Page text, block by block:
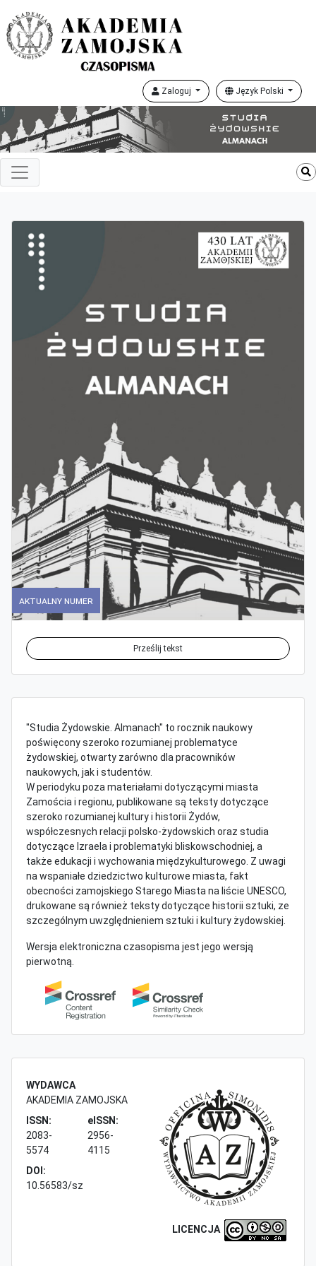
Zaloguj Język Polski
Aktualny numer
Prześlij tekst
"Studia Żydowskie. Almanach" to rocznik naukowy
poświęcony szeroko rozumianej problematyce
żydowskiej, otwarty zarówno dla pracowników
naukowych, jak i studentów.
W periodyku poza materiałami dotyczącymi miasta
Zamościa i regionu, publikowane są teksty dotyczące
szeroko rozumianej kultury i historii Żydów,
współczesnych relacji polsko-żydowskich oraz studia
dotyczące Izraela i problematyki bliskowschodniej, a
także edukacji i wychowania międzykulturowego. Z uwagi
na wspaniałe dziedzictwo kulturowe miasta, fakt
obecności zamojskiego Starego Miasta na liście UNESCO,
drukowane są również teksty dotyczące historii sztuki, ze
szczególnym uwzględnieniem sztuki i kultury żydowskiej.
Wersja elektroniczna czasopisma jest jego wersją
pierwotną.
WYDAWCA
AKADEMIA ZAMOJSKA
ISSN:
2083-
5574
eISSN:
2956-
4115
DOI:
10.56583/sz
LICENCJA